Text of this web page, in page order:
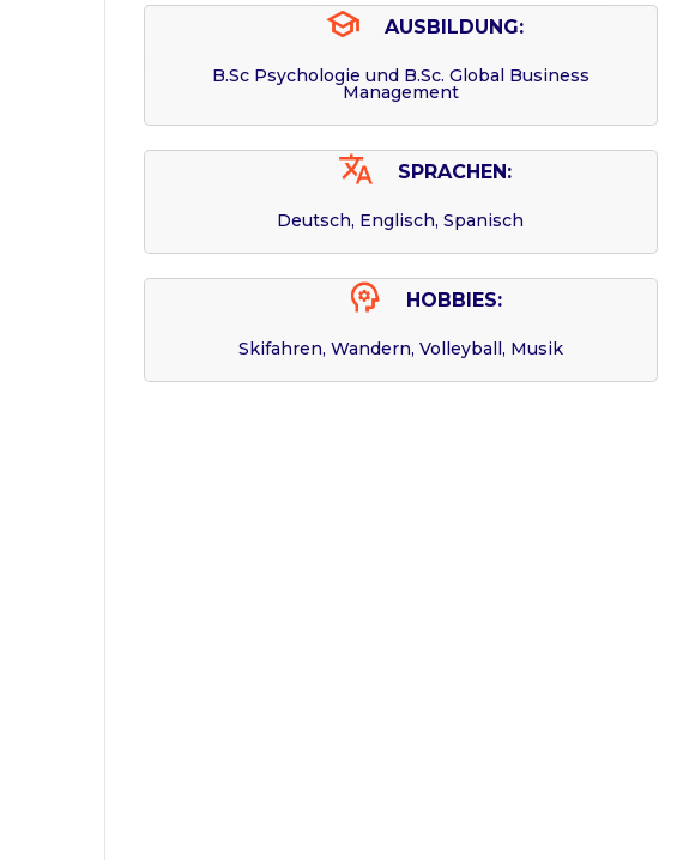
AUSBILDUNG:
B.Sc Psychologie und B.Sc. Global Business
Management
SPRACHEN:
Deutsch, Englisch, Spanisch
HOBBIES:
Skifahren, Wandern, Volleyball, Musik